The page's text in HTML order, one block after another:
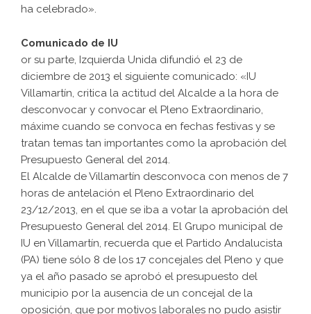
ha celebrado».
Comunicado de IU
or su parte, Izquierda Unida difundió el 23 de
diciembre de 2013 el siguiente comunicado: «IU
Villamartín, critica la actitud del Alcalde a la hora de
desconvocar y convocar el Pleno Extraordinario,
máxime cuando se convoca en fechas festivas y se
tratan temas tan importantes como la aprobación del
Presupuesto General del 2014.
El Alcalde de Villamartín desconvoca con menos de 7
horas de antelación el Pleno Extraordinario del
23/12/2013, en el que se iba a votar la aprobación del
Presupuesto General del 2014. El Grupo municipal de
IU en Villamartín, recuerda que el Partido Andalucista
(PA) tiene sólo 8 de los 17 concejales del Pleno y que
ya el año pasado se aprobó el presupuesto del
municipio por la ausencia de un concejal de la
oposición, que por motivos laborales no pudo asistir